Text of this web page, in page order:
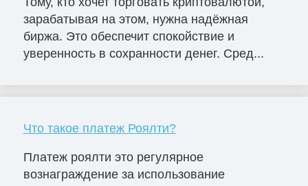
зарабатывая на этом, нужна надёжная
биржа. Это обеспечит спокойствие и
уверенность в сохранности денег. Сред...
Что такое платеж Роялти?
Платеж роялти это регулярное
вознаграждение за использование